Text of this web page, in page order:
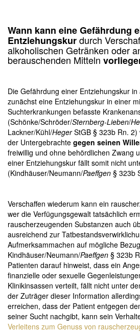
Wann kann eine Gefährdung
Entziehungskurdurch
alkoholischen Getränken oder
berauschenden Mitteln
Die Gefährdung einer Entziehungskur
zunächst eine Entziehungskur in einer
Suchterkrankungen befasste
(Schönke/Schröder/Sternberg-Lieben/
Lackner/Kühl/HegerStGB § 323b Rn. 2)
der Untergebrachte gegen seinen
freiwillig und ohne behördlichen Zwang
einer Entziehungskur fällt somit nicht
(Kindhäuser/Neumann/Paeffgen § 323b
Verschaffen wiederum kann ein
wer die Verfügungsgewalt tatsächlich
rauscherzeugenden Substanzen auch
ausreichend zur
Aufmerksammachen auf mögliche
Kindhäuser/Neumann/Paeffgen § 323b
Patienten darauf hinweist, dass ein
finanzielle oder sexuelle
Klinikinsassen verteilt, fällt nicht unter
der Zuträger dieser Information
erreichen, dass der Patient entgegen
seiner Sucht nachgibt, kann sein
Verleitens zum Genuss von